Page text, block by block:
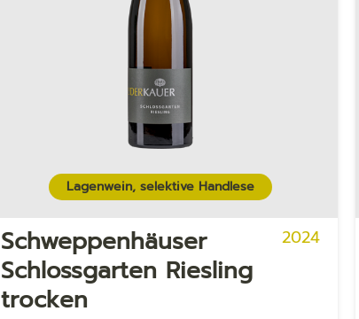
Lagenwein, selektive Handlese
Schweppenhäuser
Schloss­gar­ten Ries­ling
trocken
2024